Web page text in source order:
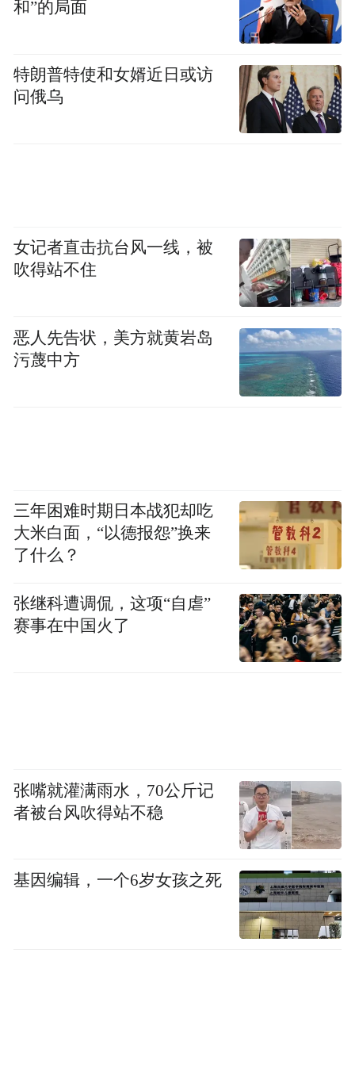
和”的局面
特朗普特使和女婿近日或访
问俄乌
女记者直击抗台风一线，被
吹得站不住
恶人先告状，美方就黄岩岛
污蔑中方
三年困难时期日本战犯却吃
大米白面，“以德报怨”换来
了什么？
张继科遭调侃，这项“自虐”
赛事在中国火了
张嘴就灌满雨水，70公斤记
者被台风吹得站不稳
基因编辑，一个6岁女孩之死